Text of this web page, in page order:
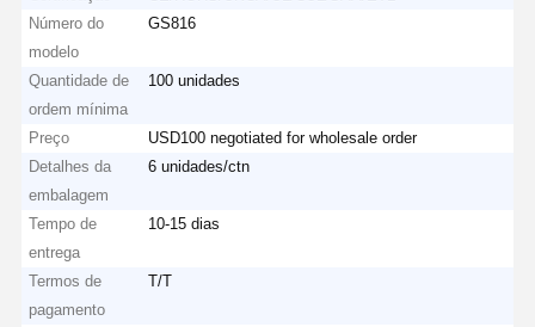
Número do
modelo
GS816
Quantidade de
ordem mínima
100 unidades
Preço
USD100 negotiated for wholesale order
Detalhes da
embalagem
6 unidades/ctn
Tempo de
entrega
10-15 dias
Termos de
pagamento
T/T